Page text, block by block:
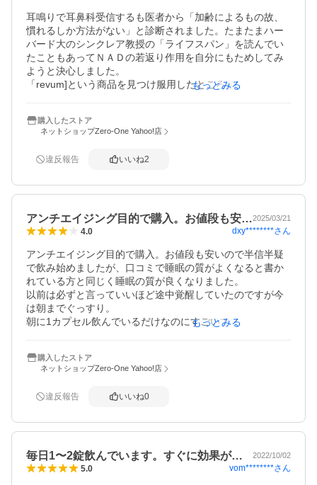
耳鳴りで耳鼻科受信するも医者から「加齢によるもの故、
慣れるしか方法がない」と診断されました。たまたまハー
バード大のシンクレア教授の「ライフスパン」を読んでい
たこともあってＮＡＤの若返り作用を自分にもためしてみ
ようと決心しました。
「revum]という商品を見つけ服用したところかなり耳鳴り
ものもないししばらく継続するつもりです。
もっとみる
購入したストア
ネットショップZero-One Yahoo!店
違反報告 いいね2
アンチエイジング目的で購入。お値段も安…2025/03/21
4.0 dxy********さん
アンチエイジング目的で購入。お値段も安いので半信半疑
で飲み始めましたが、口コミで睡眠の質がよくなると書か
れている方と同じく睡眠の質が良くなりました。
以前は必ずと言っていいほど途中覚醒していたのですが今
は朝までぐっすり。
朝に1カプセル飲んでいるだけなのにすごいです。私には某
くなるだけでも続ける価値はあると思い追加購入しまし
た。
もっとみる
購入したストア
ネットショップZero-One Yahoo!店
違反報告 いいね0
毎日1〜2錠飲んでいます。すぐに効果が… 2022/10/02
5.0 vom********さん